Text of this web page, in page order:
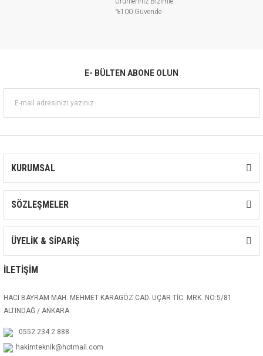
%100 Güvende
E- BÜLTEN ABONE OLUN
KURUMSAL
SÖZLEŞMELER
ÜYELİK & SİPARİŞ
İLETİŞİM
HACI BAYRAM MAH. MEHMET KARAGÖZ CAD. UÇAR TİC. MRK. NO:5/81
ALTINDAĞ / ANKARA
0552 234 2 888
hakimteknik@hotmail.com